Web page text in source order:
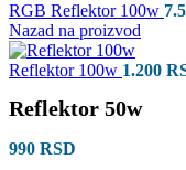
RGB Reflektor 100w
Nazad na proizvod
Reflektor 100w 1.200
Reflektor 50w
990 RSD